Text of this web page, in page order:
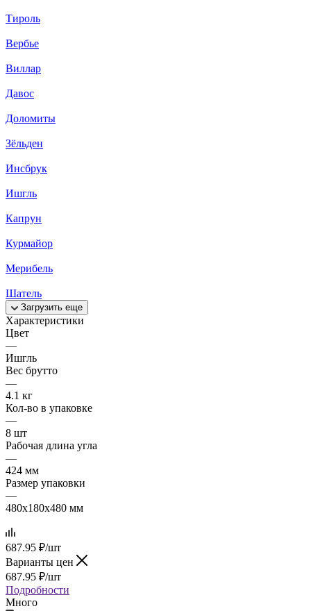
Тироль
Вербье
Виллар
Давос
Доломиты
Зёльден
Инсбрук
Ишгль
Капрун
Курмайор
Мерибель
Шатель
Загрузить еще
Характеристики
Цвет
—
Ишгль
Вес брутто
—
4.1 кг
Кол-во в упаковке
—
8 шт
Рабочая длина угла
—
424 мм
Размер упаковки
—
480x180x480 мм
687.95 ₽/шт
Варианты цен
687.95 ₽/шт
Подробности
Много